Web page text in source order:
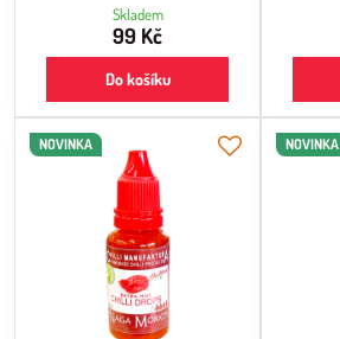
Skladem
99 Kč
Do košíku
NOVINKA NOVINKA